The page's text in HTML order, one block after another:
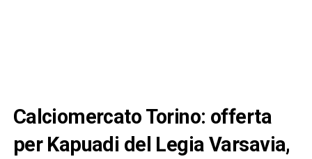
Calciomercato Torino: offerta
per Kapuadi del Legia Varsavia,